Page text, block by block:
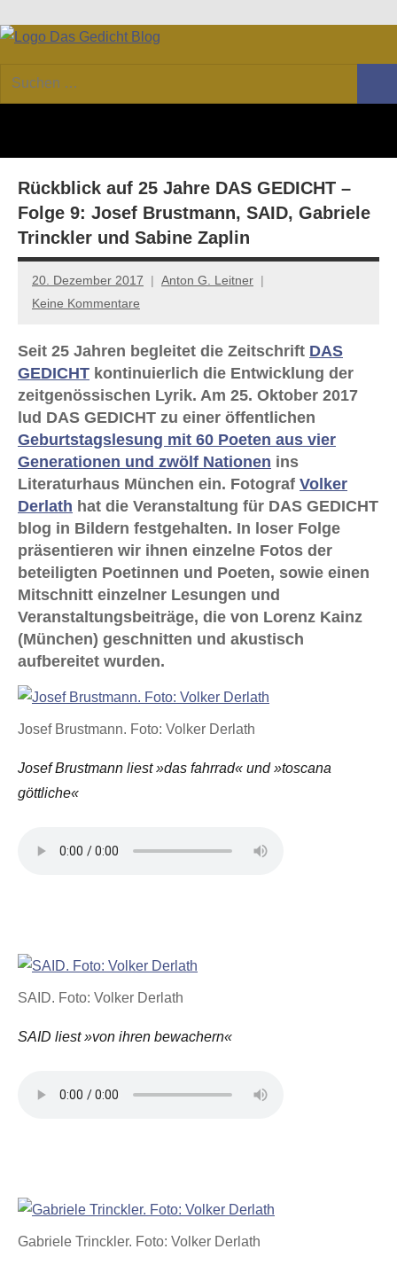
Inhalt
GEDICHT
Forum
von
Lyrik,
Essay
Suchen
Rückblick auf 25 Jahre DAS GEDICHT –
Folge 9: Josef Brustmann, SAID, Gabriele
Trinckler und Sabine Zaplin
20. Dezember 2017
Anton G. Leitner
Keine Kommentare
Seit 25 Jahren begleitet die Zeitschrift DAS
GEDICHT kontinuierlich die Entwicklung der
zeitgenössischen Lyrik. Am 25. Oktober 2017
lud DAS GEDICHT zu einer öffentlichen
Geburtstagslesung mit 60 Poeten aus vier
Generationen und zwölf Nationen ins
Literaturhaus München ein. Fotograf Volker
Derlath hat die Veranstaltung für DAS GEDICHT
blog in Bildern festgehalten. In loser Folge
präsentieren wir ihnen einzelne Fotos der
beteiligten Poetinnen und Poeten, sowie einen
Mitschnitt einzelner Lesungen und
Veranstaltungsbeiträge, die von Lorenz Kainz
(München) geschnitten und akustisch
aufbereitet wurden.
Josef Brustmann. Foto: Volker Derlath
Josef Brustmann liest »das fahrrad« und »toscana
göttliche«
SAID. Foto: Volker Derlath
SAID liest »von ihren bewachern«
Gabriele Trinckler. Foto: Volker Derlath